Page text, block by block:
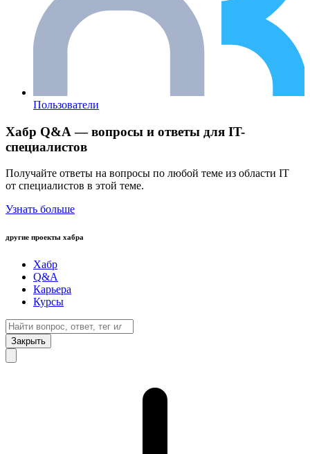
Пользователи
Хабр Q&A — вопросы и ответы для IT-
специалистов
Получайте ответы на вопросы по любой теме из области IT
от специалистов в этой теме.
Узнать больше
другие проекты хабра
Хабр
Q&A
Карьера
Курсы
Закрыть